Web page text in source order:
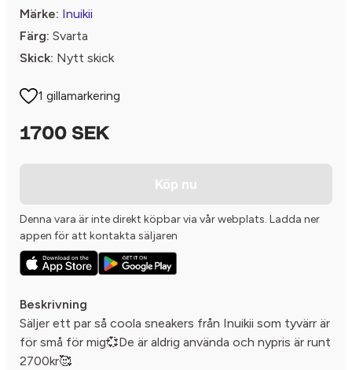
Märke: Inuikii
Färg: Svarta
Skick: Nytt skick
1 gillamarkering
1700 SEK
Köp nu
Denna vara är inte direkt köpbar via vår webplats. Ladda ner
appen för att kontakta säljaren
Beskrivning
Säljer ett par så coola sneakers från Inuikii som tyvärr är
för små för mig💞De är aldrig använda och nypris är runt
2700kr🥰